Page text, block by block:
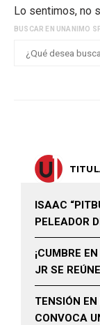
Lo sentimos, no
BUSCAR EN UNANIMO
ISAAC
PELEADOR
¡CUMBRE
JR SE
TENSIÓN
CONVOCA